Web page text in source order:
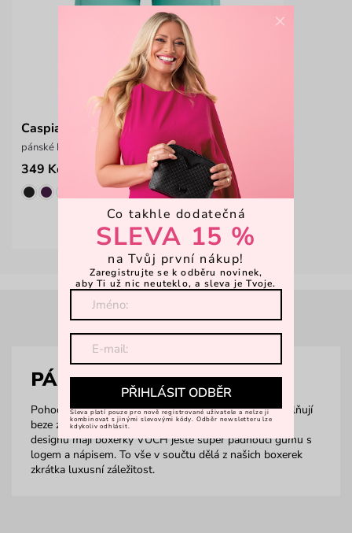
Caspian Basic Mint
pánské bavlněné boxerky
349 Kč
PÁNSKÉ BOXERKY
Pohodlí vždy na prvním místě. To boxerky od Vuch splňují
beze zbytku. Kromě pohodlí a elegantně sportovního
designu mají boxerky VUCH ještě super padnoucí gumu s
logem a nápisem. To vše v součtu dělá z našich boxerek
zkrátka luxusní záležitost.
×
Co takhle dodatečná
SLEVA 15 %
na Tvůj první nákup!
Zaregistrujte se k odběru novinek,
aby Ti už nic neuteklo, a sleva je Tvoje.
PŘIHLÁSIT ODBĚR
Sleva platí pouze pro nově registrované uživatele a nelze ji
kombinovat s jinými slevovými kódy. Odběr newsletteru lze
kdykoliv odhlásit.